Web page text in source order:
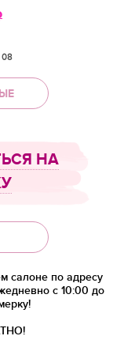
08
НА
салоне по адресу
с 10:00 до